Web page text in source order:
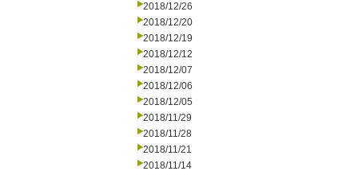
2018/12/26
2018/12/20
2018/12/19
2018/12/12
2018/12/07
2018/12/06
2018/12/05
2018/11/29
2018/11/28
2018/11/21
2018/11/14